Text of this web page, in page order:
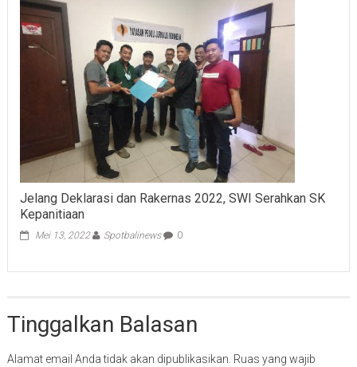
Jelang Deklarasi dan Rakernas 2022, SWI Serahkan SK
Kepanitiaan
Mei 13, 2022 Spotbalinews 0
Tinggalkan Balasan
Alamat email Anda tidak akan dipublikasikan. Ruas yang wajib